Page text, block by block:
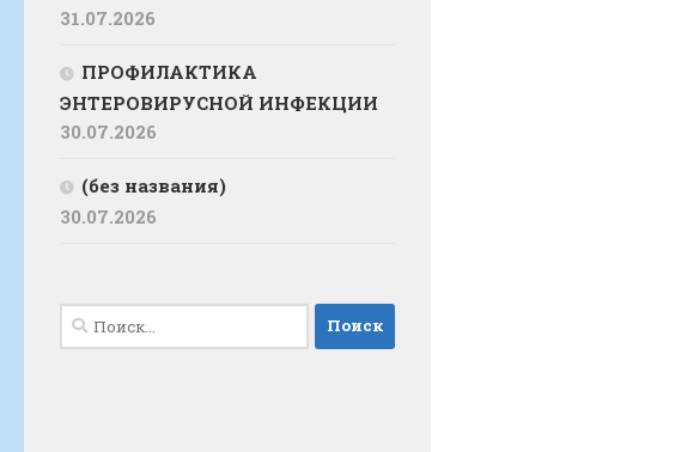
31.07.2026
ПРОФИЛАКТИКА
ЭНТЕРОВИРУСНОЙ ИНФЕКЦИИ
30.07.2026
(без названия)
30.07.2026
Найти: